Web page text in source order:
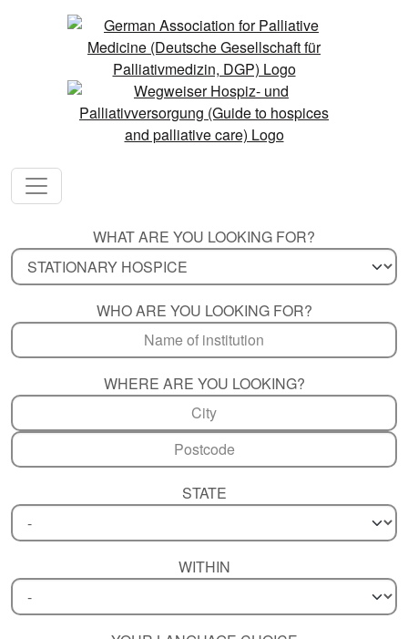
WHAT ARE YOU LOOKING FOR?
WHO ARE YOU LOOKING FOR?
WHERE ARE YOU LOOKING?
STATE
WITHIN